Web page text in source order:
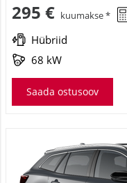
295 € kuumakse *
Hübriid
68 kW
Saada ostusoov